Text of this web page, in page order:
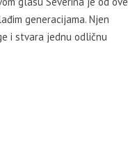
generacijama. Njen
i stvara jednu odličnu